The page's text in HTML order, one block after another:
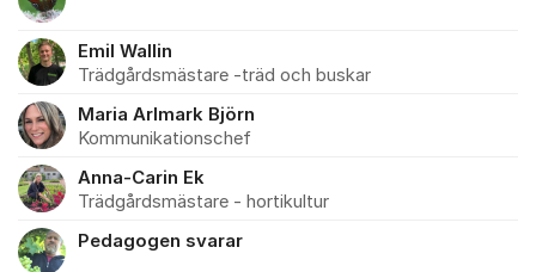
Emil Wallin
Trädgårdsmästare -träd och buskar
Maria Arlmark Björn
Kommunikationschef
Anna-Carin Ek
Trädgårdsmästare - hortikultur
Pedagogen svarar